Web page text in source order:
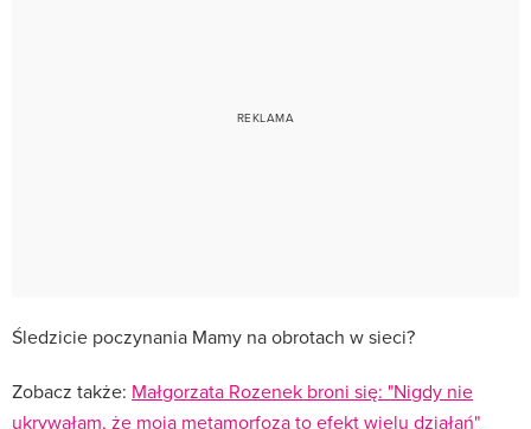
Śledzicie poczynania Mamy na obrotach w sieci?
Zobacz także: Małgorzata Rozenek broni się: "Nigdy nie
ukrywałam, że moja metamorfoza to efekt wielu działań"